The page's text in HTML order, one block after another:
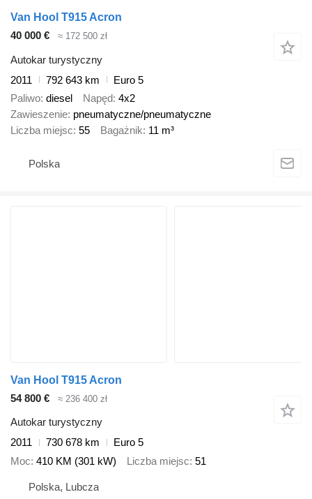
Van Hool T915 Acron
40 000 €
≈ 172 500 zł
Autokar turystyczny
2011
792 643 km
Euro 5
Paliwo diesel Napęd 4x2
Zawieszenie pneumatyczne/pneumatyczne
Liczba miejsc 55 Bagażnik 11 m³
Polska
Van Hool T915 Acron
54 800 €
≈ 236 400 zł
Autokar turystyczny
2011
730 678 km
Euro 5
Moc 410 KM (301 kW) Liczba miejsc 51
Polska, Lubcza